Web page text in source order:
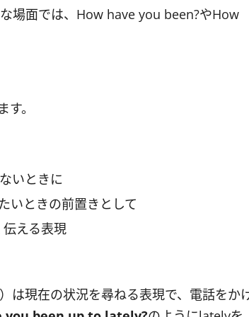
場面では、How have you been?やHow
。
いときに
いときの前置きとして
える表現
）は現在の状況を尋ねる表現で、電話をか